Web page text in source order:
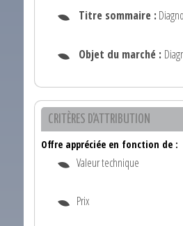
Titre sommaire :
Objet du marché :
CRITÈRES D'ATTRIBUTION
Offre appréciée en fonction de :
Valeur technique
Prix